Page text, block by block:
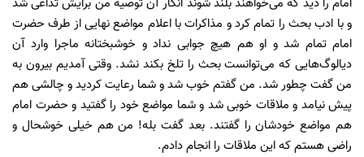
امام را دید که می‌خواهند بلند شوند انگار آن توصیه من برایش تداعی شد
و با ادب بحث را تمام کرد و مذاکرات با اعلام مواضع نهایی از طرف حضرت
امام تمام شد و او هم هیچ جوابی نداد و خوشبختانه ماجرا وارد آن
دیالوگ‌هایی که می‌توانست بحث را تلخ بکند نشد. وقتی آمدیم بیرون به
من گفت چطور شد. من گفتم خوب شد و شما رعایت کردید و چالشی هم
پیش نیامد و ملاقات خوبی شد و شما مواضع خود را گفتید و حضرت امام
هم مواضع خودشان را گفتند. بعد گفت بله! من هم خیلی خوشحال و
راضی هستم که این ملاقات را انجام دادم.